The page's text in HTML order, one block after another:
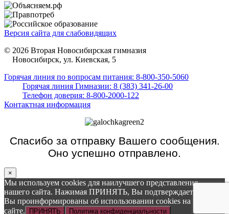
Версия сайта для слабовидящих
© 2026 Вторая Новосибирская гимназия
Новосибирск, ул. Киевская, 5
Горячая линия по вопросам питания: 8-800-350-5060
Горячая линия Гимназии: 8 (383) 341-26-00
Телефон доверия: 8-800-2000-122
Контактная информация
Спасибо за отправку Вашего сообщения.
Оно успешно отправлено.
×
Мы используем cookies для наилучшего представления
нашего сайта. Нажимая ПРИНЯТЬ, Вы подтверждаете то, что
Вы проинформированы об использовании cookies на нашем
сайте.
ПРИНЯТЬ Политика конфиденциальности